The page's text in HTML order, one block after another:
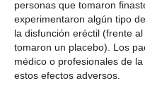
personas que tomaron
experimentaron algún tipo
la disfunción eréctil (frente
tomaron un placebo). Los
médico o profesionales de
estos efectos adversos.